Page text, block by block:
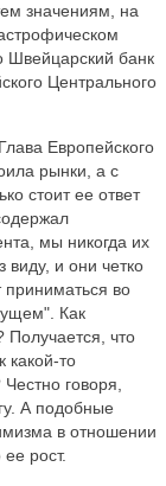
значениям, на
Швейцарский банк
Центрального
Европейского
рынки, а с
стоит ее ответ
мы никогда их
виду, и они четко
приниматься во
Как
Получается, что
какой-то
говоря,
А подобные
в отношении
рост.